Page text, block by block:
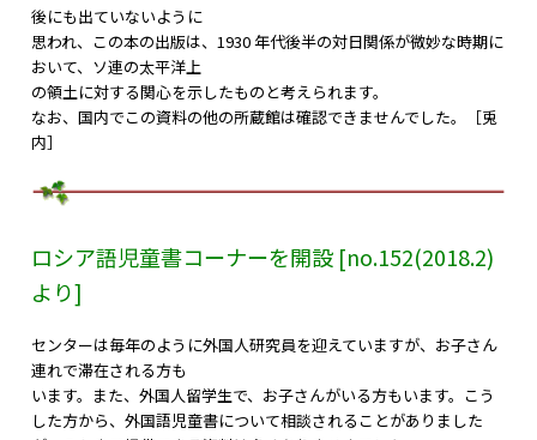
後にも出ていないように
思われ、この本の出版は、1930 年代後半の対日関係が微妙な時期に
おいて、ソ連の太平洋上
の領土に対する関心を示したものと考えられます。
なお、国内でこの資料の他の所蔵館は確認できませんでした。［兎
内］
ロシア語児童書コーナーを開設 [no.152(2018.2)
より]
センターは毎年のように外国人研究員を迎えていますが、お子さん
連れで滞在される方も
います。また、外国人留学生で、お子さんがいる方もいます。こう
した方から、外国語児童書について相談されることがありました